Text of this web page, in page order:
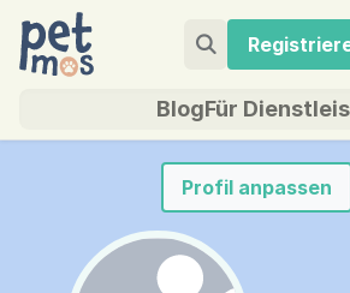
BlogFür
Profil anpassen